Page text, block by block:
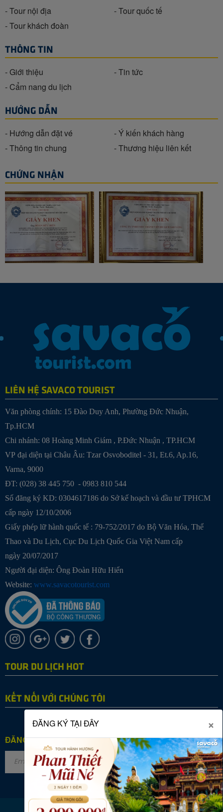
- Tour nội địa
- Tour quốc tế
- Tour khách đoàn
THÔNG TIN
- Giới thiệu
- Tin tức
- Cẩm nang du lịch
HƯỚNG DẪN
- Hướng dẫn đặt vé
- Ý kiến khách hàng
- Thông tin chung
- Thương hiệu liên kết
CHỨNG NHẬN
LIÊN HỆ SAVACO TOURIST
Văn phòng chính: 15 Đào Duy Anh, Phường Đức Nhuận,
Tp.HCM
Chi nhánh: 08 Hoàng Minh Giám , P.Đức Nhuận , TP.HCM
VP đại diện tại Châu Âu: Tzar Osvoboditel - 31, Et.6, Ap.16,
Varna, 9000
ĐT: (028) 38 445 750 - 0983 810 544
Số đăng ký KD: 0304617186 do Sở kế hoạch và đầu tư TPHCM
cấp ngày 12/10/2006
Giấy phép lữ hành quốc tế : 79-752/2017 do Bộ Văn Hóa, Thể
Thao và Du Lịch, Cục Du Lịch Quốc Gia Việt Nam cấp
ngày 20/07/2017
Người đại diện: Ông Đoàn Hữu Hiển
Website: www.savacotourist.com
TOUR DU LỊCH HOT
KẾT NỐI VỚI CHÚNG TÔI
ĐĂNG KÝ NHẬN TIN
ĐĂNG KÝ TẠI ĐÂY ×